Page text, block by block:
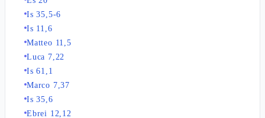
Is 35,5-6
Is 11,6
Matteo 11,5
Luca 7,22
Is 61,1
Marco 7,37
Is 35,6
Ebrei 12,12